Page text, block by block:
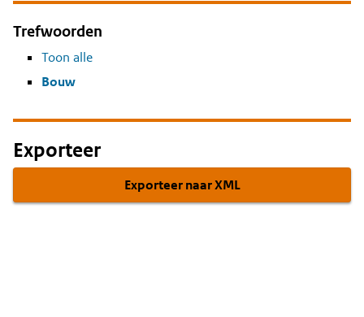
Trefwoorden
Toon alle
Bouw
Exporteer
Exporteer naar XML